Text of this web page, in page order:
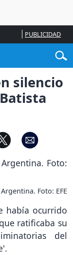
PUBLICIDAD
silencio
Foto: EFE
había ocurrido
ratificaba su
del